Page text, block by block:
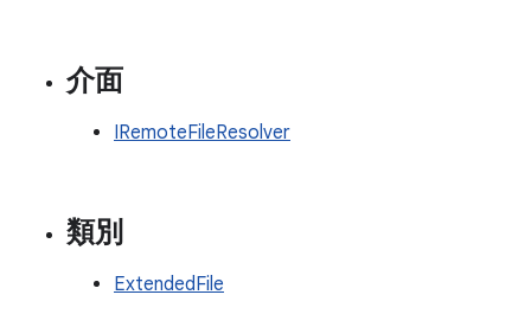
介面
IRemoteFileResolver
類別
ExtendedFile